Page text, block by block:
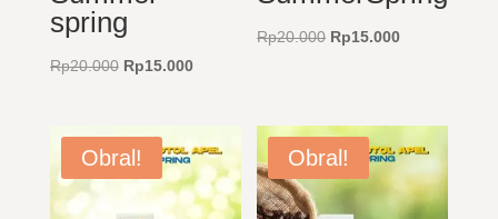
spring
Rp20.000 Harga
Rp20.000.
Rp15.000Harga
adalah:
Rp15.000.
Rp20.000 Harga
Rp20.000.
Rp15.000Harga
adalah:
Rp15.000.
Obral! Obral!